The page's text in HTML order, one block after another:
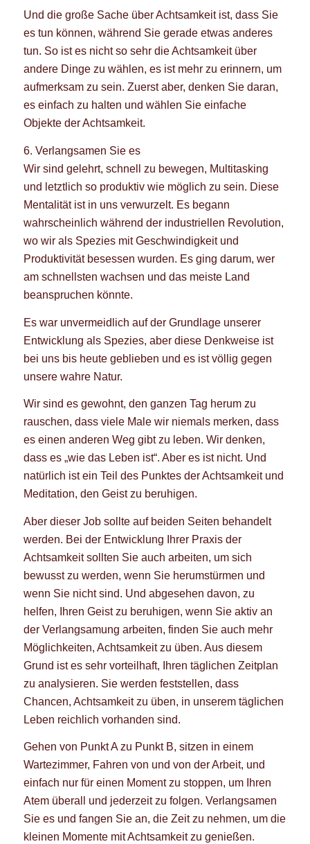
Und die große Sache über Achtsamkeit ist, dass Sie
es tun können, während Sie gerade etwas anderes
tun. So ist es nicht so sehr die Achtsamkeit über
andere Dinge zu wählen, es ist mehr zu erinnern, um
aufmerksam zu sein. Zuerst aber, denken Sie daran,
es einfach zu halten und wählen Sie einfache
Objekte der Achtsamkeit.
6. Verlangsamen Sie es
Wir sind gelehrt, schnell zu bewegen, Multitasking
und letztlich so produktiv wie möglich zu sein. Diese
Mentalität ist in uns verwurzelt. Es begann
wahrscheinlich während der industriellen Revolution,
wo wir als Spezies mit Geschwindigkeit und
Produktivität besessen wurden. Es ging darum, wer
am schnellsten wachsen und das meiste Land
beanspruchen könnte.
Es war unvermeidlich auf der Grundlage unserer
Entwicklung als Spezies, aber diese Denkweise ist
bei uns bis heute geblieben und es ist völlig gegen
unsere wahre Natur.
Wir sind es gewohnt, den ganzen Tag herum zu
rauschen, dass viele Male wir niemals merken, dass
es einen anderen Weg gibt zu leben. Wir denken,
dass es „wie das Leben ist“. Aber es ist nicht. Und
natürlich ist ein Teil des Punktes der Achtsamkeit und
Meditation, den Geist zu beruhigen.
Aber dieser Job sollte auf beiden Seiten behandelt
werden. Bei der Entwicklung Ihrer Praxis der
Achtsamkeit sollten Sie auch arbeiten, um sich
bewusst zu werden, wenn Sie herumstürmen und
wenn Sie nicht sind. Und abgesehen davon, zu
helfen, Ihren Geist zu beruhigen, wenn Sie aktiv an
der Verlangsamung arbeiten, finden Sie auch mehr
Möglichkeiten, Achtsamkeit zu üben. Aus diesem
Grund ist es sehr vorteilhaft, Ihren täglichen Zeitplan
zu analysieren. Sie werden feststellen, dass
Chancen, Achtsamkeit zu üben, in unserem täglichen
Leben reichlich vorhanden sind.
Gehen von Punkt A zu Punkt B, sitzen in einem
Wartezimmer, Fahren von und von der Arbeit, und
einfach nur für einen Moment zu stoppen, um Ihren
Atem überall und jederzeit zu folgen. Verlangsamen
Sie es und fangen Sie an, die Zeit zu nehmen, um die
kleinen Momente mit Achtsamkeit zu genießen.